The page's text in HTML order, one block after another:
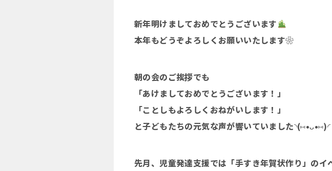
新年明けましておめでとうございます
本年もどうぞよろしくお願いいたします❀
朝の会のご挨拶でも
「あけましておめでとうございます！」
「ことしもよろしくおねがいします！」
と子どもたちの元気な声が響いていました◝(⑅•ᴗ•⑅)◜
先月、児童発達支援では「手すき年賀状作り」のイ